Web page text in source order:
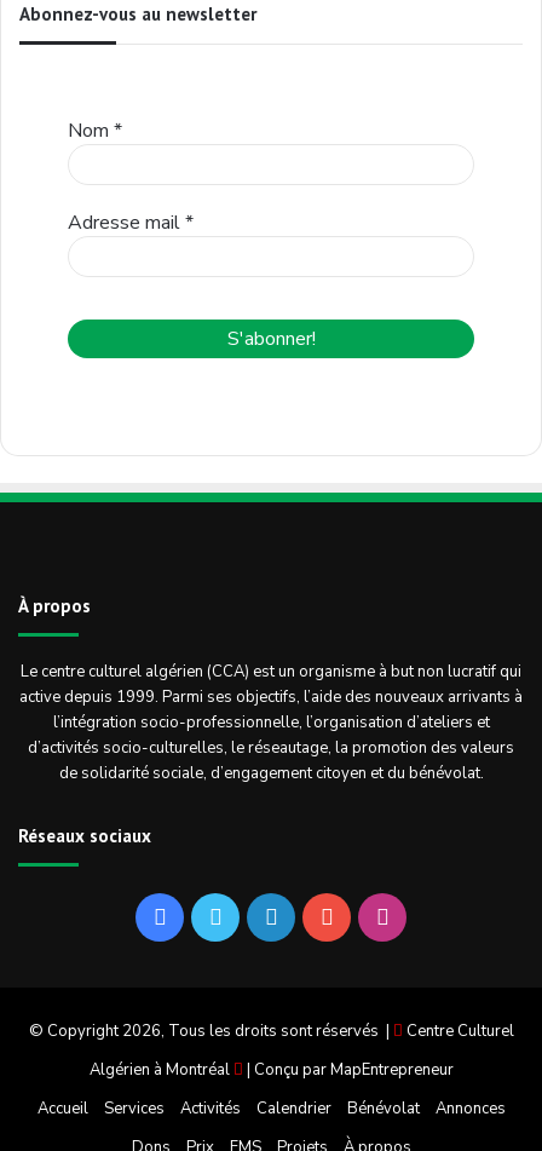
Abonnez-vous au newsletter
Nom *
Adresse mail*
À propos
Le centre culturel algérien (CCA) est un organisme à but non lucratif qui
active depuis 1999. Parmi ses objectifs, l’aide des nouveaux arrivants à
l’intégration socio-professionnelle, l’organisation d’ateliers et
d’activités socio-culturelles, le réseautage, la promotion des valeurs
de solidarité sociale, d’engagement citoyen et du bénévolat.
Réseaux sociaux
FacebookTwitterLinkedinYouTubeInstagram
© Copyright 2026, Tous les droits sont réservés |
Centre Culturel
Algérien à Montréal
| Conçu parMapEntrepreneur
Accueil
Services Activités Calendrier Bénévolat
Annonces